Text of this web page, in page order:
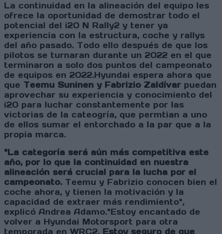
La continuidad en la alineación del equipo les
ofrece la oportunidad de demostrar todo el
potencial del i20 N Rally2 y tener ya
experiencia con la estructura, coche y rallys
del año pasado. Todo ello después de que los
pilotos se turnaran durante un 2022 en el que
terminaron a solo dos puntos del campeonato
de equipos en 2022.Hyundai espera ahora que
que Teemu Suninen y Fabrizio Zaldívar puedan
aprovechar su experiencia y conocimiento del
i20 para luchar constantemente por las
victorias de la cateogría, que permtian a uno
de ellos sumar el entorchado a la par que a la
propia marca.
"La categoría será aún más competitiva este
año, por lo que la continuidad en nuestra
alineación será crucial para la lucha por el
campeonato. Teemu y Fabrizio conocen bien el
coche ahora, y tienen la motivación y la
capacidad de extraer más rendimiento",
explicó Andrea Adamo."Estoy encantado de
volver a Hyundai Motorsport para otra
temporada en WRC2. Estoy seguro de que